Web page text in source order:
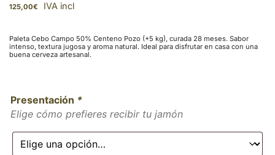
125,00€ IVA incl
Paleta Cebo Campo 50% Centeno Pozo (+5 kg), curada 28 meses. Sabor
intenso, textura jugosa y aroma natural. Ideal para disfrutar en casa con una
buena cerveza artesanal.
Presentación *
Elige cómo prefieres recibir tu jamón